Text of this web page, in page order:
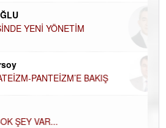
YÖNETİM
PANTEİZM’E BAKIŞ
VAR...